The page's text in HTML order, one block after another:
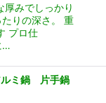
みでしっかり
りの深さ。 重
プロ仕
…
ミ鍋 片手鍋